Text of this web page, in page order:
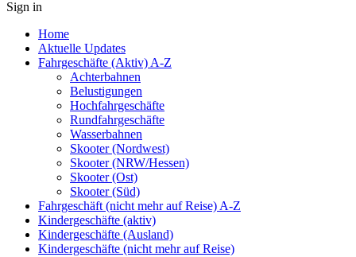
Sign in
Home
Aktuelle Updates
Fahrgeschäfte (Aktiv) A-Z
Achterbahnen
Belustigungen
Hochfahrgeschäfte
Rundfahrgeschäfte
Wasserbahnen
Skooter (Nordwest)
Skooter (NRW/Hessen)
Skooter (Ost)
Skooter (Süd)
Fahrgeschäft (nicht mehr auf Reise) A-Z
Kindergeschäfte (aktiv)
Kindergeschäfte (Ausland)
Kindergeschäfte (nicht mehr auf Reise)